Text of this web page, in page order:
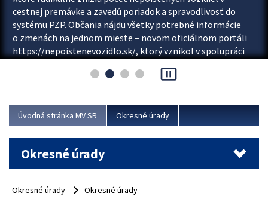
cestnej premávke a zavedú poriadok a spravodlivosť do
systému PZP. Občania nájdu všetky potrebné informácie
o zmenách na jednom mieste – novom oficiálnom portáli
https://nepoistenevozidlo.sk/, ktorý vznikol v spolupráci
asociácie poisťovní (SLASPO) a Ministerstva vnútra SR.
Viac
pause_presentation
Úvodná stránka MV SR Okresné úrady
Okresné úrady
Okresné úrady
Okresné úrady